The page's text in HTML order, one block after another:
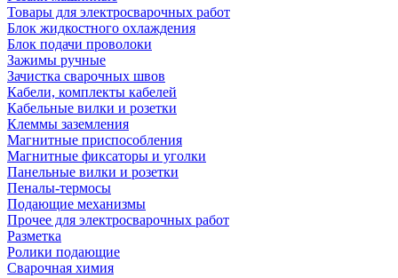
Товары для электросварочных работ
Блок жидкостного охлаждения
Блок подачи проволоки
Зажимы ручные
Зачистка сварочных швов
Кабели, комплекты кабелей
Кабельные вилки и розетки
Клеммы заземления
Магнитные приспособления
Магнитные фиксаторы и уголки
Панельные вилки и розетки
Пеналы-термосы
Подающие механизмы
Прочее для электросварочных работ
Разметка
Ролики подающие
Сварочная химия